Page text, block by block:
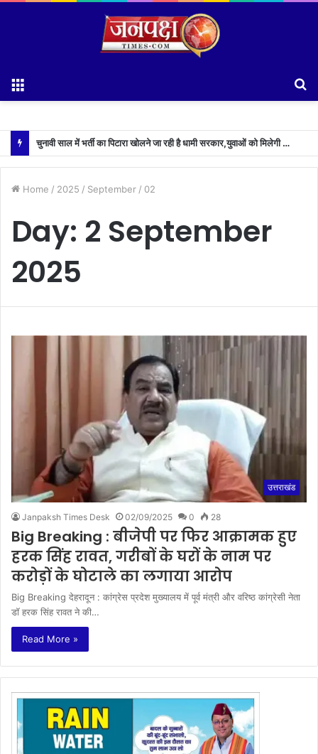
चुनावी साल में भर्ती का पिटारा खोलने जा रही है धामी सरकार,युवाओं को मिलेगी 34 हजार रिकॉर्ड भर्तियों की सौगात
Home / 2025 / September / 02
Day: 2 September
2025
उत्तराखंड
Janpaksh Times Desk 02/09/2025 0 28
Big Breaking : बीजेपी पर फिर आक्रामक हुए
हरक सिंह रावत, गरीबों के घरों के नाम पर
करोड़ों के घोटाले का लगाया आरोप
Big Breaking देहरादून : कांग्रेस प्रदेश मुख्यालय में पूर्व मंत्री और वरिष्ठ कांग्रेसी नेता
डॉ हरक सिंह रावत ने की…
Read More »